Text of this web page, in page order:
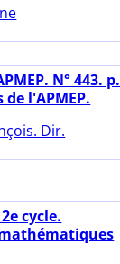
N° 443. p.
de l'APMEP.
Dir.
cycle.